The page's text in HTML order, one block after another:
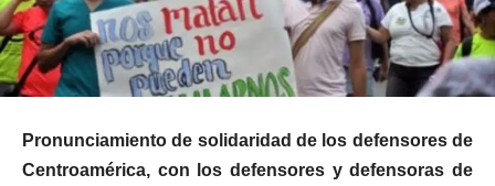
Pronunciamiento de solidaridad de los defensores de
Centroamérica, con los defensores y defensoras de